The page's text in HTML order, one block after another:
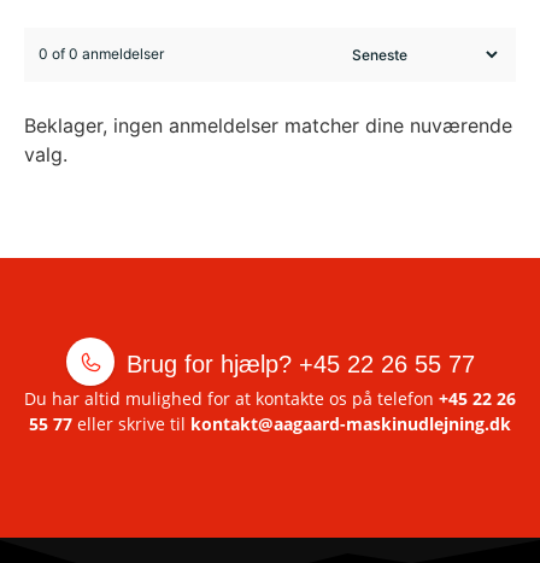
0 of 0 anmeldelser
Beklager, ingen anmeldelser matcher dine nuværende
valg.
Brug for hjælp? +45 22 26 55 77
Du har altid mulighed for at kontakte os på telefon +45 22 26
55 77 eller skrive til kontakt@aagaard-maskinudlejning.dk